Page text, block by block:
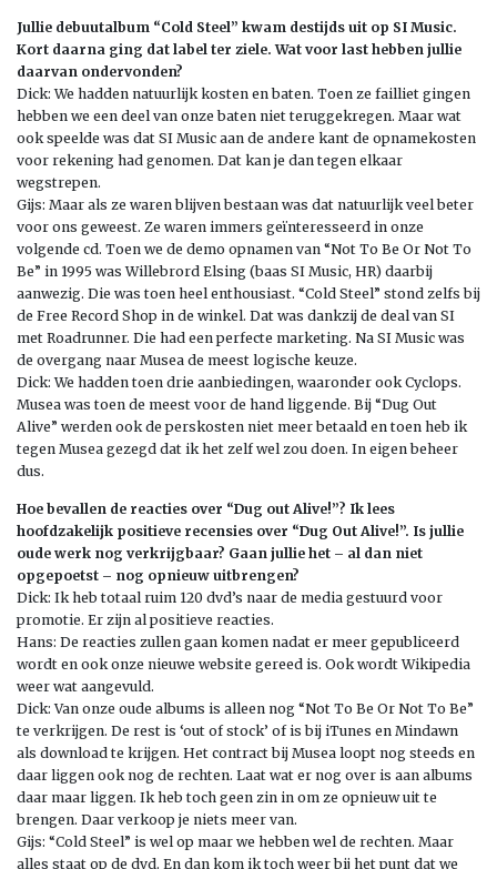
Jullie debuutalbum “Cold Steel” kwam destijds uit op SI Music.
Kort daarna ging dat label ter ziele. Wat voor last hebben jullie
daarvan ondervonden?
Dick: We hadden natuurlijk kosten en baten. Toen ze failliet gingen
hebben we een deel van onze baten niet teruggekregen. Maar wat
ook speelde was dat SI Music aan de andere kant de opnamekosten
voor rekening had genomen. Dat kan je dan tegen elkaar
wegstrepen.
Gijs: Maar als ze waren blijven bestaan was dat natuurlijk veel beter
voor ons geweest. Ze waren immers geïnteresseerd in onze
volgende cd. Toen we de demo opnamen van “Not To Be Or Not To
Be” in 1995 was Willebrord Elsing (baas SI Music, HR) daarbij
aanwezig. Die was toen heel enthousiast. “Cold Steel” stond zelfs bij
de Free Record Shop in de winkel. Dat was dankzij de deal van SI
met Roadrunner. Die had een perfecte marketing. Na SI Music was
de overgang naar Musea de meest logische keuze.
Dick: We hadden toen drie aanbiedingen, waaronder ook Cyclops.
Musea was toen de meest voor de hand liggende. Bij “Dug Out
Alive” werden ook de perskosten niet meer betaald en toen heb ik
tegen Musea gezegd dat ik het zelf wel zou doen. In eigen beheer
dus.
Hoe bevallen de reacties over “Dug out Alive!”? Ik lees
hoofdzakelijk positieve recensies over “Dug Out Alive!”. Is jullie
oude werk nog verkrijgbaar? Gaan jullie het – al dan niet
opgepoetst – nog opnieuw uitbrengen?
Dick: Ik heb totaal ruim 120 dvd’s naar de media gestuurd voor
promotie. Er zijn al positieve reacties.
Hans: De reacties zullen gaan komen nadat er meer gepubliceerd
wordt en ook onze nieuwe website gereed is. Ook wordt Wikipedia
weer wat aangevuld.
Dick: Van onze oude albums is alleen nog “Not To Be Or Not To Be”
te verkrijgen. De rest is ‘out of stock’ of is bij iTunes en Mindawn
als download te krijgen. Het contract bij Musea loopt nog steeds en
daar liggen ook nog de rechten. Laat wat er nog over is aan albums
daar maar liggen. Ik heb toch geen zin in om ze opnieuw uit te
brengen. Daar verkoop je niets meer van.
Gijs: “Cold Steel” is wel op maar we hebben wel de rechten. Maar
alles staat op de dvd. En dan kom ik toch weer bij het punt dat we